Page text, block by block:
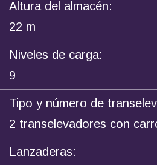
Altura del almacén:
22 m
Niveles de carga:
9
Tipo y número de
2 transelevadores con
Lanzaderas:
Transelevadores
Transelevadores
Transelevadores
Transelevadores
Transelevadores